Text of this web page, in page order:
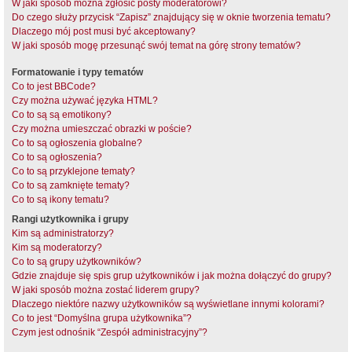
W jaki sposób można zgłosić posty moderatorowi?
Do czego służy przycisk “Zapisz” znajdujący się w oknie tworzenia tematu?
Dlaczego mój post musi być akceptowany?
W jaki sposób mogę przesunąć swój temat na górę strony tematów?
Formatowanie i typy tematów
Co to jest BBCode?
Czy można używać języka HTML?
Co to są są emotikony?
Czy można umieszczać obrazki w poście?
Co to są ogłoszenia globalne?
Co to są ogłoszenia?
Co to są przyklejone tematy?
Co to są zamknięte tematy?
Co to są ikony tematu?
Rangi użytkownika i grupy
Kim są administratorzy?
Kim są moderatorzy?
Co to są grupy użytkowników?
Gdzie znajduje się spis grup użytkowników i jak można dołączyć do grupy?
W jaki sposób można zostać liderem grupy?
Dlaczego niektóre nazwy użytkowników są wyświetlane innymi kolorami?
Co to jest “Domyślna grupa użytkownika”?
Czym jest odnośnik “Zespół administracyjny”?